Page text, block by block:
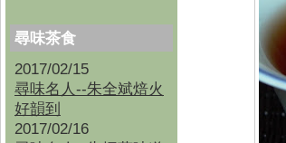
尋味茶食
2017/02/15
尋味名人--朱全斌焙火
好韻到
2017/02/16